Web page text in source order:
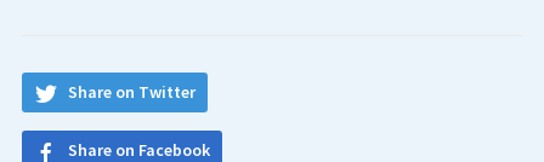
Share on Twitter
Share on Facebook